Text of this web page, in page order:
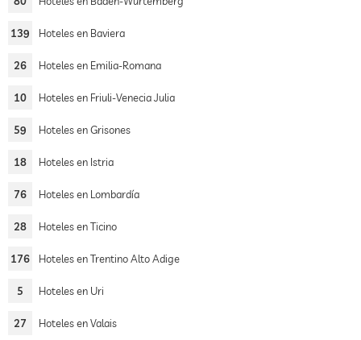
139 Hoteles en Baviera
26 Hoteles en Emilia-Romana
10 Hoteles en Friuli-Venecia Julia
59 Hoteles en Grisones
18 Hoteles en Istria
76 Hoteles en Lombardía
28 Hoteles en Ticino
176 Hoteles en Trentino Alto Adige
5 Hoteles en Uri
27 Hoteles en Valais